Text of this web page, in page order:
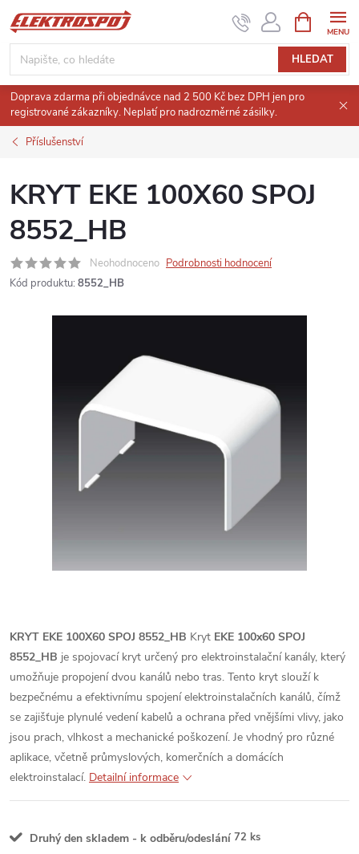
Přejít
na
obsah
HLEDAT
NÁKUPNÍ
KOŠÍK
Doprava zdarma při objednávce nad 2 500 Kč bez DPH jen pro
registrované zákazníky. Neplatí pro nadrozměrné zásilky.
Příslušenství
KRYT EKE 100X60 SPOJ
8552_HB
Neohodnoceno Podrobnosti hodnocení
Kód produktu: 8552_HB
KRYT EKE 100X60 SPOJ 8552_HB Kryt EKE 100x60 SPOJ
8552_HB je spojovací kryt určený pro elektroinstalační kanály, který
umožňuje propojení dvou kanálů nebo tras. Tento kryt slouží k
bezpečnému a efektivnímu spojení elektroinstalačních kanálů, čímž
se zajišťuje plynulé vedení kabelů a ochrana před vnějšími vlivy, jako
jsou prach, vlhkost a mechanické poškození. Je vhodný pro různé
aplikace, včetně průmyslových, komerčních a domácích
elektroinstalací. Detailní informace
Druhý den skladem - k odběru/odeslání 72 ks